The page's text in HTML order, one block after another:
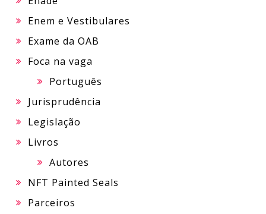
Enem e Vestibulares
Exame da OAB
Foca na vaga
Português
Jurisprudência
Legislação
Livros
Autores
NFT Painted Seals
Parceiros